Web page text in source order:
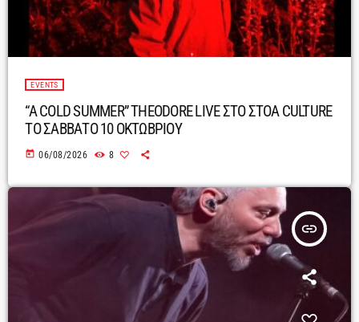
EVENTS
“A COLD SUMMER” THEODORE LIVE ΣΤΟ ΣΤΟΑ CULTURE
ΤΟ ΣΑΒΒΑΤΟ 10 ΟΚΤΩΒΡΙΟΥ
today 06/08/2026 8
insert_link